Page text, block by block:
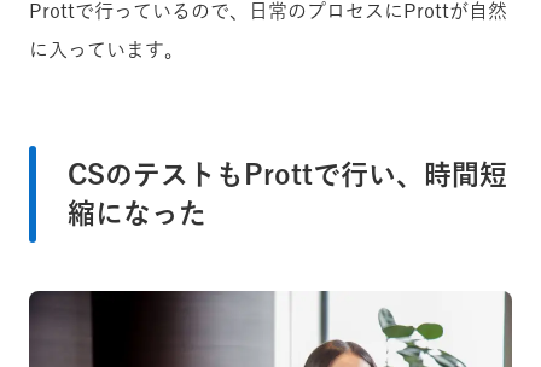
Prottで行っているので、日常のプロセスにProttが自然
に入っています。
CSのテストもProttで行い、時間短
縮になった